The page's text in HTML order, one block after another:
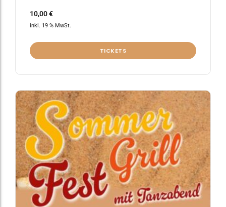
10,00€
inkl. 19 % MwSt.
TICKETS